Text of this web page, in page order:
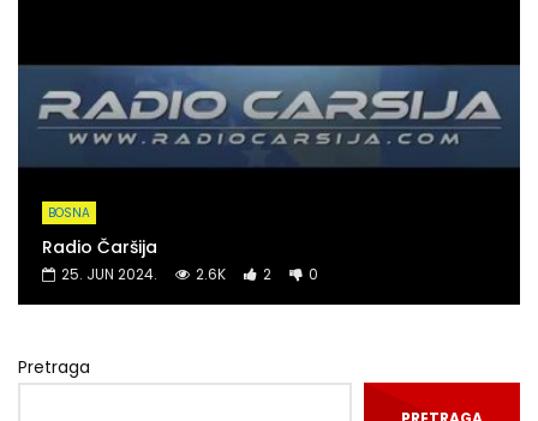
BOSNA
Radio Čaršija
25. JUN 2024. 2.6K 2 0
Pretraga